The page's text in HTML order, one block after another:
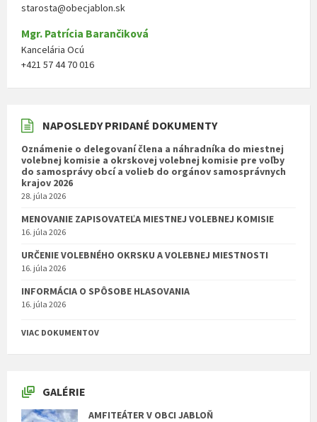
starosta@obecjablon.sk
Mgr. Patrícia Barančiková
Kancelária Ocú
+421 57 44 70 016
NAPOSLEDY PRIDANÉ DOKUMENTY
Oznámenie o delegovaní člena a náhradníka do miestnej
volebnej komisie a okrskovej volebnej komisie pre voľby
do samosprávy obcí a volieb do orgánov samosprávnych
krajov 2026
28. júla 2026
MENOVANIE ZAPISOVATEĽA MIESTNEJ VOLEBNEJ KOMISIE
16. júla 2026
URČENIE VOLEBNÉHO OKRSKU A VOLEBNEJ MIESTNOSTI
16. júla 2026
INFORMÁCIA O SPÔSOBE HLASOVANIA
16. júla 2026
VIAC DOKUMENTOV
GALÉRIE
AMFITEÁTER V OBCI JABLOŇ